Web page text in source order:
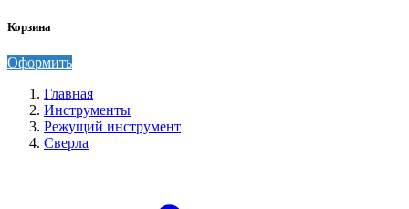
Корзина
Оформить
Главная
Инструменты
Режущий инструмент
Сверла